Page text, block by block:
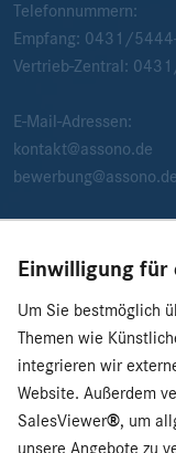
Telefonnummern:
Empfang: 0431/
Vertrieb-Zentral:
E-Mail-Adressen:
kontakt@assono.de
bewerbung@assono.de
Einwilligung für
Um Sie bestmöglich
Themen wie
integrieren wir
Website. Außerdem
SalesViewer®, um
unsere Angebote zu